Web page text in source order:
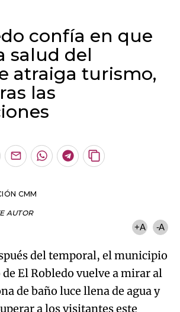
atraiga turismo,
las
Algo salió mal.
please try again later.
Try again
Enviar
por
Whatsapp
AUTOR
del temporal, el municipio
El Robledo vuelve a mirar al
de baño luce llena de agua y
a los visitantes este